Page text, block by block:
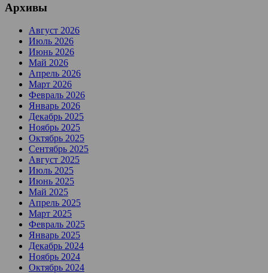
Архивы
Август 2026
Июль 2026
Июнь 2026
Май 2026
Апрель 2026
Март 2026
Февраль 2026
Январь 2026
Декабрь 2025
Ноябрь 2025
Октябрь 2025
Сентябрь 2025
Август 2025
Июль 2025
Июнь 2025
Май 2025
Апрель 2025
Март 2025
Февраль 2025
Январь 2025
Декабрь 2024
Ноябрь 2024
Октябрь 2024